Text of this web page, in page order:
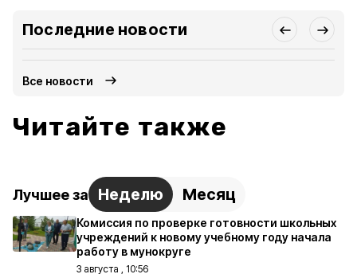
Последние новости
Все новости
Читайте также
Лучшее за Неделю Месяц
Комиссия по проверке готовности школьных
учреждений к новому учебному году начала
работу в мунокруге
3 августа , 10:56